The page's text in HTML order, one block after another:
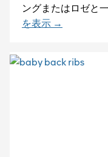
ングまたはロゼと
を表示 →